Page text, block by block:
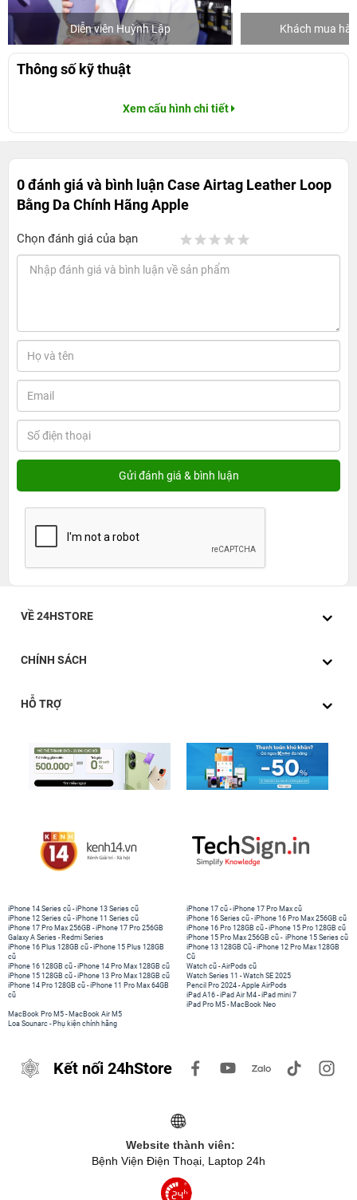
Diễn viên Huỳnh Lập Khách mua
Thông số kỹ thuật
Xem cấu hình chi tiết
0 đánh giá và bình luậnCase Airtag Leather Loop
Bằng Da Chính Hãng Apple
Chọn đánh giá của bạn
VỀ 24HSTORE
CHÍNH SÁCH
HỖ TRỢ
iPhone 14 Series cũ -iPhone 13 Series cũ
iPhone 12 Series cũ -iPhone 11 Series cũ
iPhone 17 Pro Max 256GB -iPhone 17 Pro 256GB
Galaxy A Series - Redmi Series
iPhone 17 cũ -iPhone 17 Pro Max cũ
iPhone 16 Series cũ - iPhone 16 Pro Max 256GB cũ
iPhone 16 Pro 128GB cũ -iPhone 15 Pro 128GB cũ
iPhone 15 Pro Max 256GB cũ - iPhone 15 Series cũ
iPhone 16 Plus 128GB cũ -iPhone 15 Plus 128GB
cũ
iPhone 16 128GB cũ -iPhone 14 Pro Max 128GB cũ
iPhone 15 128GB cũ -iPhone 13 Pro Max 128GB cũ
iPhone 14 Pro 128GB cũ -iPhone 11 Pro Max 64GB
cũ
iPhone 13 128GB Cũ -iPhone 12 Pro Max 128GB
Cũ
Watch cũ -AirPods cũ
Watch Series 11 -Watch SE 2025
Pencil Pro 2024 -Apple AirPods
iPad A16 -iPad Air M4 -iPad mini 7
iPad Pro M5 - MacBook Neo
MacBook Pro M5 - MacBook Air M5
Loa Sounarc - Phụ kiện chính hãng
Kết nối 24hStore
Website thành viên:
Bệnh Viện Điện Thoại, Laptop 24h